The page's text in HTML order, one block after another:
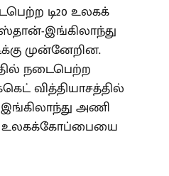
டி20 உலகக்
இங்கிலாந்து
முன்னேறின.
நடைபெற்ற
வித்தியாசத்தில்
அணி
உலகக்கோப்பையை